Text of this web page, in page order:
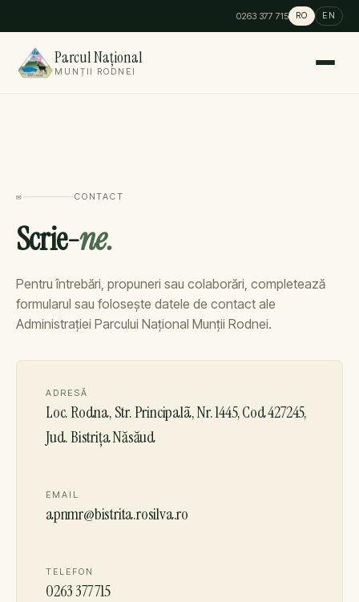
0263 377 715 RO EN
Parcul Național
MUNȚII RODNEI
✉ CONTACT
Scrie-ne.
Pentru întrebări, propuneri sau colaborări, completează
formularul sau folosește datele de contact ale
Administrației Parcului Național Munții Rodnei.
ADRESĂ
Loc. Rodna, Str. Principalã, Nr. 1445, Cod 427245,
Jud. Bistrița Năsăud
EMAIL
apnmr@bistrita.rosilva.ro
TELEFON
0263 377 715